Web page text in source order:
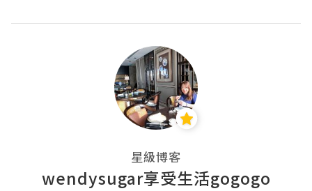
星級博客
wendysugar享受生活gogogo